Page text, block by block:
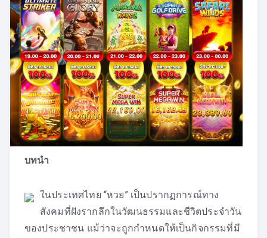
บทนำ
ในประเทศไทย “หวย” เป็นปรากฏการณ์ทาง
สังคมที่ฝังรากลึกในวัฒนธรรมและชีวิตประจำวัน
ของประชาชน แม้ว่าจะถูกกำหนดให้เป็นกิจกรรมที่มี